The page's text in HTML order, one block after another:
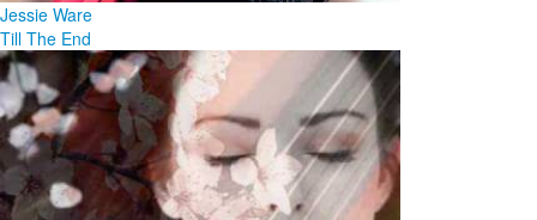
Jessie Ware
Till The End